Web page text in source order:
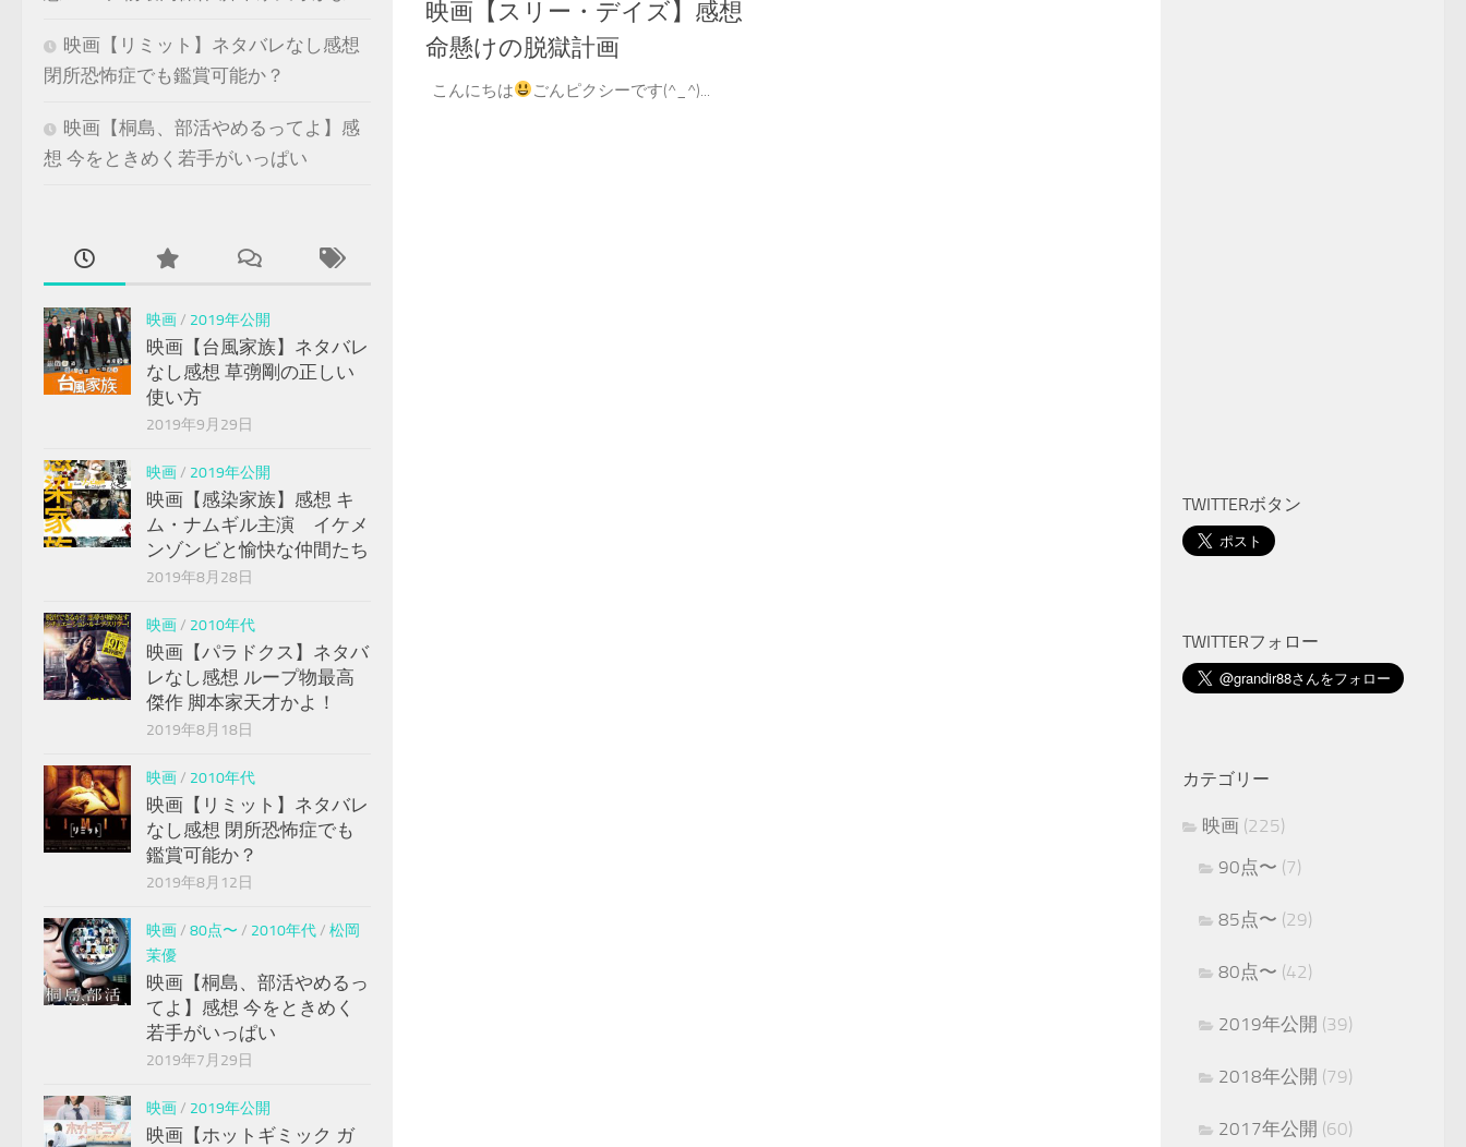
映画【スリー・デイズ】感想
命懸けの脱獄計画
こんにちは ごんピクシーです(^_^)...
映画【リミット】ネタバレなし感想
閉所恐怖症でも鑑賞可能か？
映画【桐島、部活やめるってよ】感
想 今をときめく若手がいっぱい
映画/ 2019年公開
映画【台風家族】ネタバレ
なし感想 草彅剛の正しい
使い方
2019年9月29日
映画/ 2019年公開
映画【感染家族】感想 キ
ム・ナムギル主演 イケメ
ンゾンビと愉快な仲間たち
2019年8月28日
映画/ 2010年代
映画【パラドクス】ネタバ
レなし感想 ループ物最高
傑作 脚本家天才かよ！
2019年8月18日
映画/ 2010年代
映画【リミット】ネタバレ
なし感想 閉所恐怖症でも
鑑賞可能か？
2019年8月12日
映画/ 80点〜 / 2010年代/ 松岡
茉優
映画【桐島、部活やめるっ
てよ】感想 今をときめく
若手がいっぱい
2019年7月29日
映画/ 2019年公開
映画【ホットギミック ガ
TWITTERボタン
TWITTERフォロー
カテゴリー
映画 (225)
90点〜 (7)
85点〜 (29)
80点〜 (42)
2019年公開 (39)
2018年公開 (79)
2017年公開 (60)